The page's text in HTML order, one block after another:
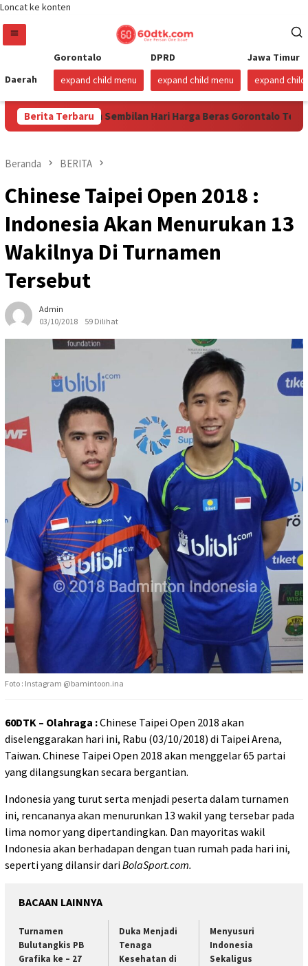
Loncat ke konten
Daerah
Gorontalo
expand child menu
DPRD
expand child menu
Jawa Timur
expand child
Berita Terbaru
Sudah Sembilan Hari Harga Beras Gorontalo Termahal
Beranda BERITA
Chinese Taipei Open 2018 :
Indonesia Akan Menurukan 13
Wakilnya Di Turnamen
Tersebut
Admin
03/10/2018
59 Dilihat
Foto : Instagram @bamintoon.ina
60DTK – Olahraga :Chinese Taipei Open 2018 akan
diselenggarakan hari ini, Rabu (03/10/2018) di Taipei Arena,
Taiwan. Chinese Taipei Open 2018 akan menggelar 65 partai
yang dilangsungkan secara bergantian.
Indonesia yang turut serta menjadi peserta dalam turnamen
ini, rencananya akan menurunkan 13 wakil yang tersebar pada
lima nomor yang dipertandingkan. Dan mayoritas wakil
Indonesia akan berhadapan dengan tuan rumah pada hari ini,
seperti yang dilansir dariBolaSport.com.
BACAAN LAINNYA
Turnamen
Bulutangkis PB
Grafika ke – 27
Duka Menjadi
Tenaga
Kesehatan di
Menyusuri
Indonesia
Sekaligus